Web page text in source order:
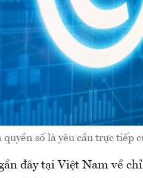
quyền số là yêu cầu trực tiếp
đây tại Việt Nam về